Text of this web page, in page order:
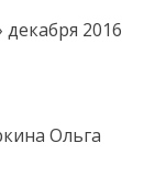
декабря 2016
Ольга